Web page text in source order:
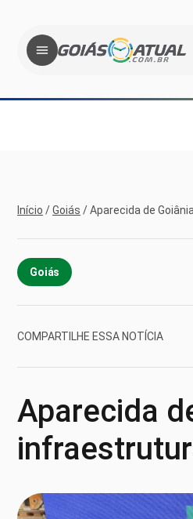
Início /Goiás /Aparecida de
Goiás
COMPARTILHE ESSA NOTÍCIA
Aparecida